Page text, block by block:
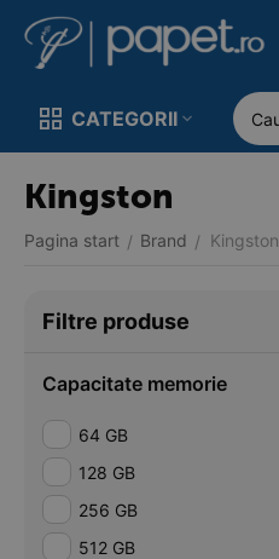
CATEGORII
Kingston
Pagina start / Brand / Kingston
Filtre produse
Capacitate memorie
64 GB
128 GB
256 GB
512 GB